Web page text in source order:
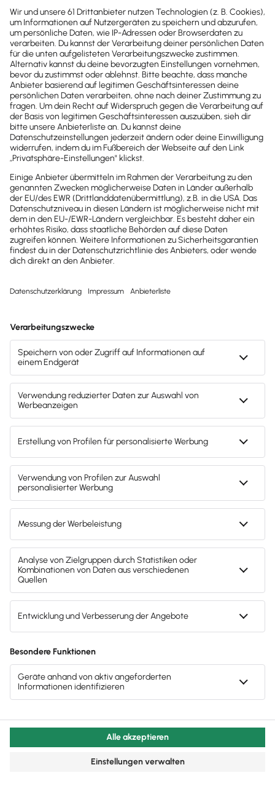
diese in jedem Augenblick exakt bewerten zu
können. Auch die Verbuchung entsprechender
Geschäftsvorfälle in die Debitorenbuchhaltung ist
mit Lexware Office denkbar simpel und präzise.
Mit einem Klick wirft das Programm eine Mahnung
an deinen Kunden aus, eine weitere elegante
Arbeitserleichterung für dein
Forderungsmanagement.
Inhalte des Beitrags
Einleitung
Definition
Aufgaben der Debitorenbuchhaltung
Arten von Mahnverfahren
Vorteile und Zweck der Debitorenbuchhaltung
Wissenswertes zur Debitorenbuchhaltung
Debitorenbuchhaltung mit Lexware Office
Drucken / PDF speichern
Newsletter abonnieren
Mahnung Forderungsmanagement
Finanzbuchhaltung
Hinweis: Gendergerechte Sprache ist uns wichtig. Daher verwenden
Bezeichnungen. Daneben weichen wir auf das generische Maskulinum
aus. Hiermit sind ausdrücklich alle Geschlechter (m/w/d) mitgemeint.
Diese Vorgehensweise hat lediglich redaktionelle Gründe und
Fachartikel & News
Noch mehr zum Thema
Buchhaltung & Finanzen
Alle Artikel zum Thema anzeigen